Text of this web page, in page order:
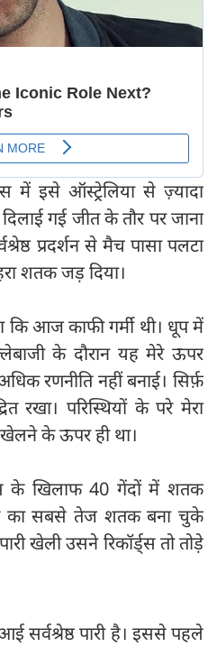
में इसे ऑस्ट्रेलिया से ज़्यादा
गई जीत के तौर पर जाना
प्रदर्शन से मैच पासा पलटा
शतक जड़ दिया।
आज काफी गर्मी थी। धूप में
के दौरान यह मेरे ऊपर
रणनीति नहीं बनाई। सिर्फ़
रखा। परिस्थियों के परे मेरा
के ऊपर ही था।
के खिलाफ 40 गेंदों में शतक
का सबसे तेज शतक बना चुके
खेली उसने रिकॉर्ड्स तो तोड़े
सर्वश्रेष्ठ पारी है। इससे पहले